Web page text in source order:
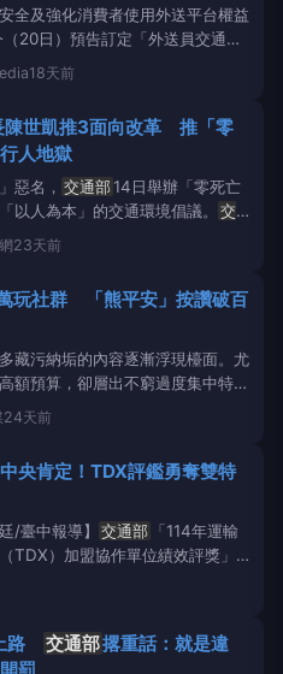
全及強化消費者使用外送平台權益
20日）預告訂定「外送員交通安
送平臺服務定型化契約應記載及不
案，分別就外送員交通安全管理及
交易透明度、減少消費爭議。交
18天前
陳世凱推3面向改革 推「零
人地獄
惡名， 交通部14日舉辦「零死亡
以人為本」的交通環境倡議。
交
學者專家齊聚一堂，從道路工
三大面向出發，共同探討優化道路
的騎士及載有外送箱的外送員等可
23天前
玩社群 「熊平安」按讚破百
藏污納垢的內容逐漸浮現檯面。尤
額預算，卻層出不窮過度集中特定
問題。112年開始，
年行銷暨維護委外服務案」這項
，總計花費公帑1200萬
24天前
央肯定！TDX評鑑勇奪雙特
/臺中報導】 交通部 「114年運輸
TDX）加盟協作單位績效評獎」
通局數位交通治理大放異彩，一舉
域」特優、「道路事件組」特優、
7/14在市政會議中獻獎，與市長
路 交通部撂重話：就是違